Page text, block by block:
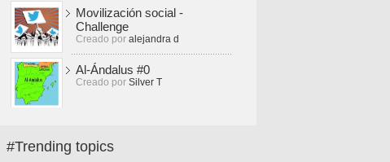
Movilización social -
Challenge
Creado por alejandra d
Al-Ándalus #0
Creado por Silver T
#Trending topics